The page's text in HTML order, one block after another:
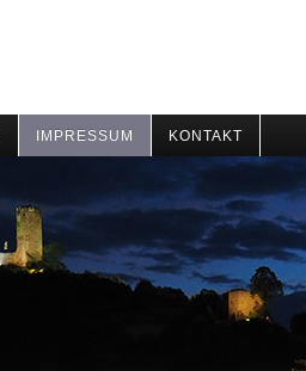
IMPRESSUM KONTAKT